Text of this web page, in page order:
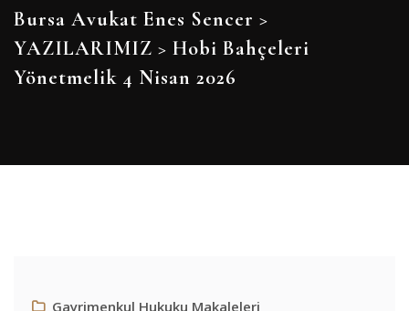
Bursa Avukat Enes Sencer >
YAZILARIMIZ > Hobi Bahçeleri
Yönetmelik 4 Nisan 2026
Gayrimenkul Hukuku Makaleleri